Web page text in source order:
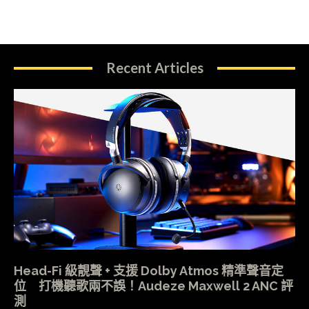
Recent Articles
Head-Fi 級靚聲 + 支援 Dolby Atmos 精準聲音定
位 打機聽歌兩不誤！Audeze Maxwell 2 ANC 評
測